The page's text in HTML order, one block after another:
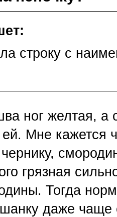
строку с
ног желтая, а
Мне кажется
грязная
Тогда
даже чаще